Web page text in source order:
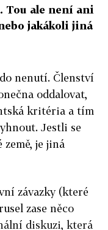
Tou ale není ani
jakákoli jiná
nenutí. Členství
oddalovat,
kritéria a tím
Jestli se
je jiná
závazky (které
zase něco
diskuzi, která